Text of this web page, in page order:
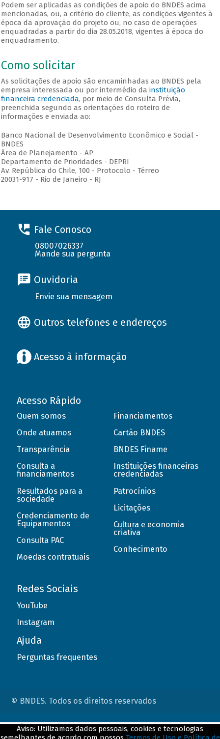
Podem ser aplicadas as condições de apoio do BNDES acima
mencionadas, ou, a critério do cliente, as condições vigentes à
época da aprovação do projeto ou, no caso de operações
enquadradas a partir do dia 28.05.2018, vigentes à época do
enquadramento.
Como solicitar
As solicitações de apoio são encaminhadas ao BNDES pela
empresa interessada ou por intermédio da instituição
financeira credenciada, por meio de Consulta Prévia,
preenchida segundo as orientações do roteiro de
informações e enviada ao:
Banco Nacional de Desenvolvimento Econômico e Social -
BNDES
Área de Planejamento - AP
Departamento de Prioridades - DEPRI
Av. República do Chile, 100 - Protocolo - Térreo
20031-917 - Rio de Janeiro - RJ
Fale Conosco
08007026337
Mande sua pergunta
Ouvidoria
Envie sua mensagem
Outros telefones e endereços
Acesso à informação
Acesso Rápido
Quem somos
Onde atuamos
Transparência
Consulta a
financiamentos
Resultados para a
sociedade
Credenciamento de
Equipamentos
Consulta PAC
Moedas contratuais
Financiamentos
Cartão BNDES
BNDES Finame
Instituições financeiras
credenciadas
Patrocínios
Licitações
Cultura e economia
criativa
Conhecimento
Redes Sociais
YouTube
Instagram
Ajuda
Perguntas frequentes
© BNDES. Todos os direitos reservados
Aviso: Utilizamos dados pessoais, cookies e tecnologias
ConteÃºdo complementar